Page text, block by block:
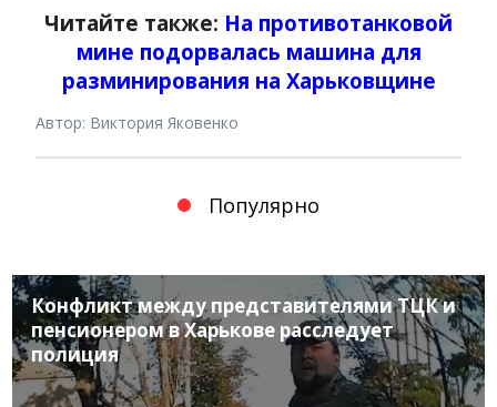
Читайте также: На противотанковой
мине подорвалась машина для
разминирования на Харьковщине
Автор: Виктория Яковенко
Популярно
Конфликт между представителями ТЦК и
пенсионером в Харькове расследует
полиция